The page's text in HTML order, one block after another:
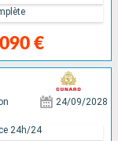
€
24/09/2028
24h/24